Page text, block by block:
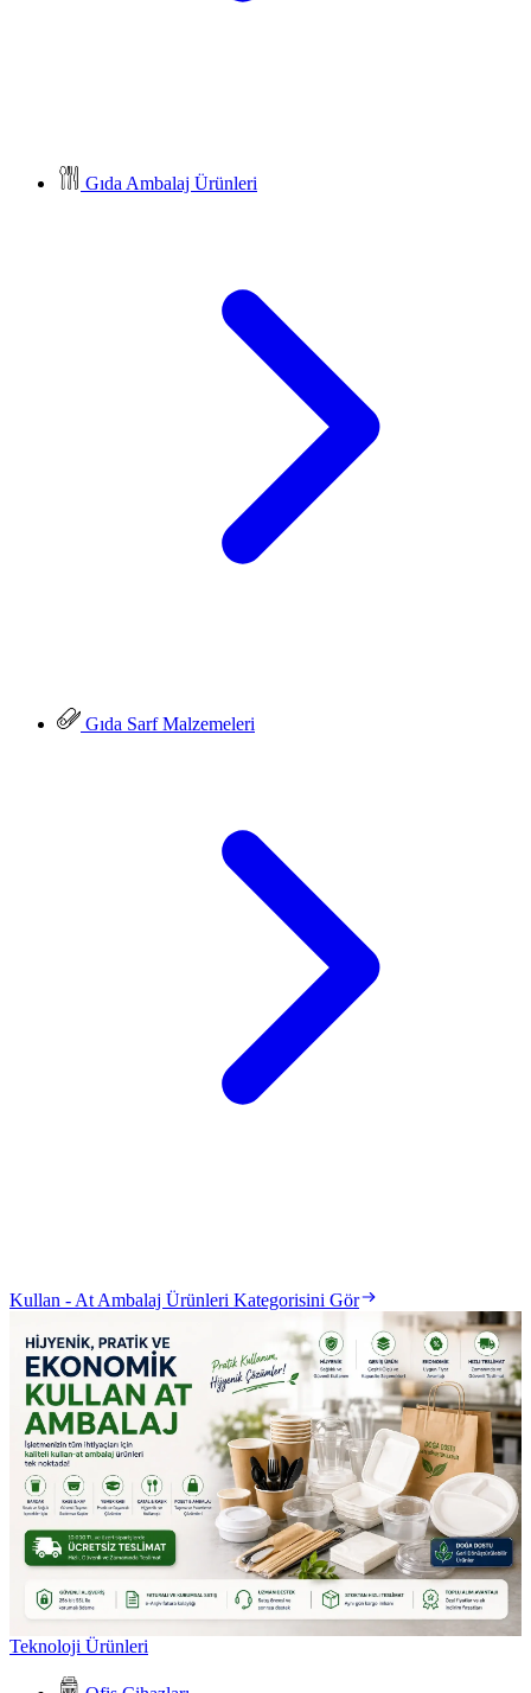
Gıda Ambalaj Ürünleri
Gıda Sarf Malzemeleri
Kullan - At Ambalaj Ürünleri Kategorisini Gör
Teknoloji Ürünleri